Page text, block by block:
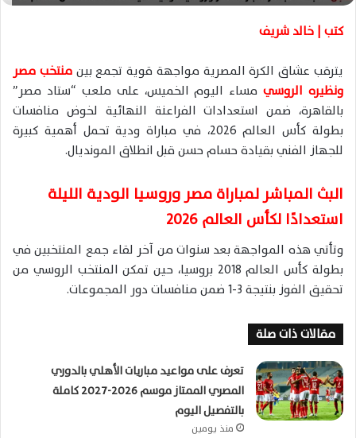
و
ي
ا
كتب | خالد شريف
يترقب عشاق الكرة المصرية مواجهة قوية تجمع بينمنتخب مصر
ونظيره الروسيمساء اليوم الخميس، على ملعب “ستاد مصر”
بالقاهرة، ضمن استعدادات الفراعنة النهائية لخوض منافسات
بطولة كأس العالم 2026، في مباراة ودية تحمل أهمية كبيرة
للجهاز الفني بقيادة حسام حسن قبل انطلاق المونديال.
البث المباشر لمباراة مصر وروسيا الودية الليلة
استعدادًا لكأس العالم 2026
وتأتي هذه المواجهة بعد سنوات من آخر لقاء جمع المنتخبين في
بطولة كأس العالم 2018 بروسيا، حين تمكن المنتخب الروسي من
تحقيق الفوز بنتيجة 3-1 ضمن منافسات دور المجموعات.
مقالات ذات صلة
تعرف على مواعيد مباريات الأهلي بالدوري
المصري الممتاز موسم 2026-2027 كاملة
بالتفصيل اليوم
منذ يومين